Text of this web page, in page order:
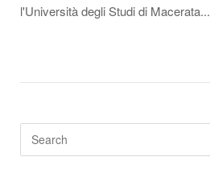
l'Università degli Studi di Macerata...
Search